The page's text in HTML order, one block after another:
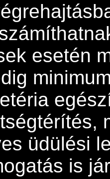
esetén
üdülési
is